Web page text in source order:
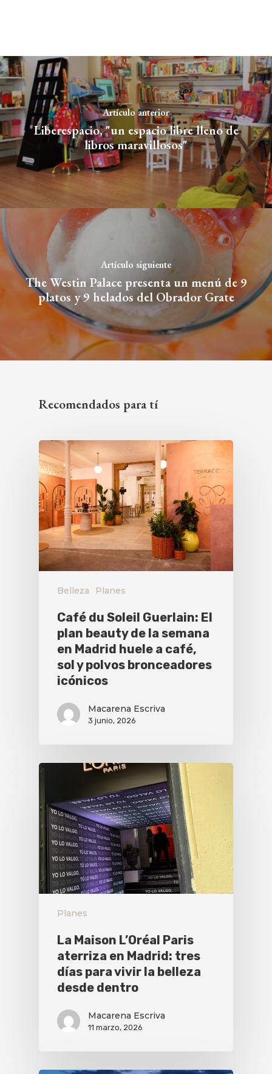
Artículo anterior
Liberespacio, "un espacio libre lleno de
libros maravillosos"
Artículo siguiente
The Westin Palace presenta un menú de 9
platos y 9 helados del Obrador Grate
Recomendados para tí
Belleza Planes
Café du Soleil Guerlain: El
plan beauty de la semana
en Madrid huele a café,
sol y polvos bronceadores
icónicos
Macarena Escriva
3 junio, 2026
Planes
La Maison L’Oréal Paris
aterriza en Madrid: tres
días para vivir la belleza
desde dentro
Macarena Escriva
11 marzo, 2026